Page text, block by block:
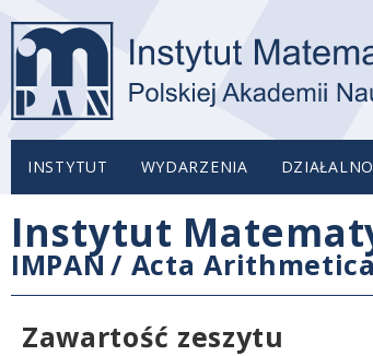
INSTYTUT WYDARZENIA
Instytut
IMPAN / Acta
Zawartość zeszytu